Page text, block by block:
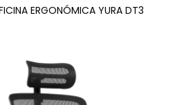
ERGONÓMICA YURA DT3